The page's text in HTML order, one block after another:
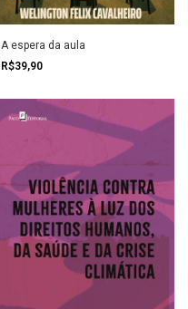
A espera da aula
R$39,90